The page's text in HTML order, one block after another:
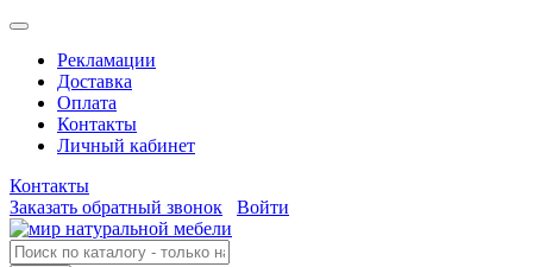
Рекламации
Доставка
Оплата
Контакты
Личный кабинет
Контакты
Заказать обратный звонок
Войти